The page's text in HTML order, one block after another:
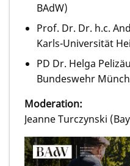
BAdW)
Prof. Dr. Dr. h.c.
Karls-Universität
PD Dr. Helga
Bundeswehr
Moderation:
Jeanne Turczynski